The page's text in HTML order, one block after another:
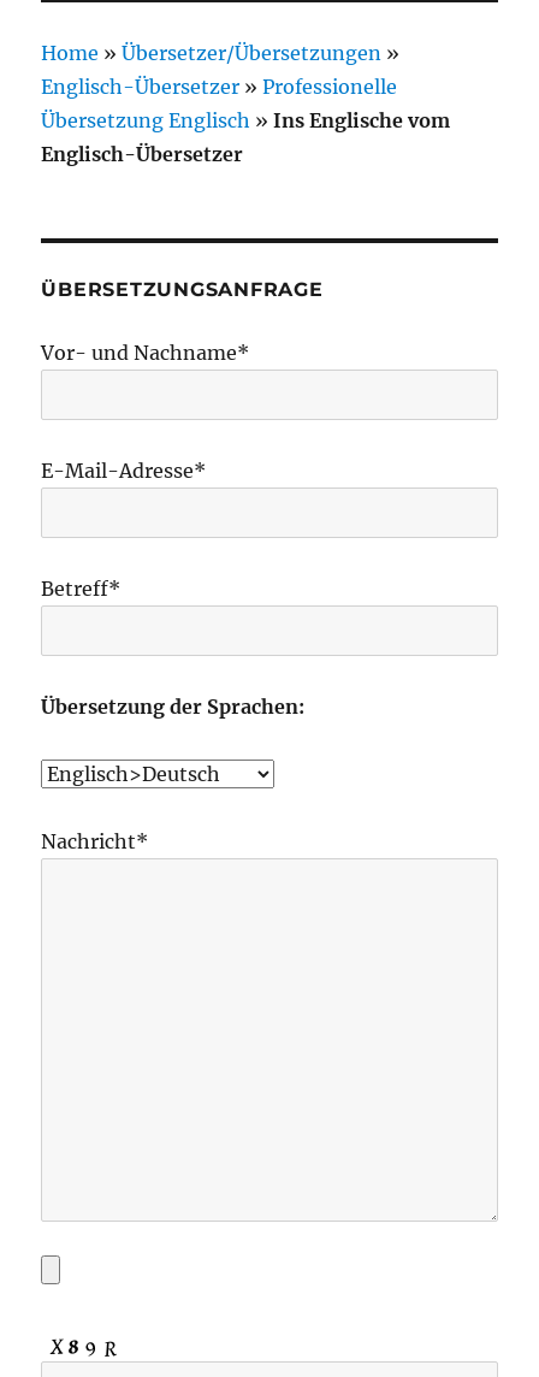
Home »Übersetzer/Übersetzungen »
Englisch-Übersetzer »Professionelle
Übersetzung Englisch »Ins Englische vom
Englisch-Übersetzer
ÜBERSETZUNGSANFRAGE
Vor- und Nachname*
E-Mail-Adresse*
Betreff*
Übersetzung der Sprachen:
Nachricht*